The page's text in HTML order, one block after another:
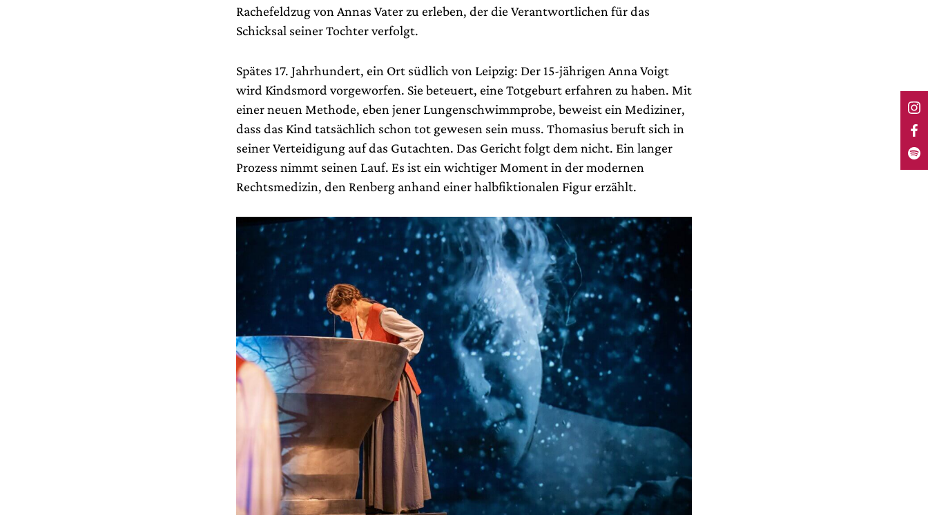
Rachefeldzug von Annas Vater zu erleben, der die Verantwortlichen für das
Schicksal seiner Tochter verfolgt.
Spätes 17. Jahrhundert, ein Ort südlich von Leipzig: Der 15-jährigen Anna Voigt
wird Kindsmord vorgeworfen. Sie beteuert, eine Totgeburt erfahren zu haben. Mit
einer neuen Methode, eben jener Lungenschwimmprobe, beweist ein Mediziner,
dass das Kind tatsächlich schon tot gewesen sein muss. Thomasius beruft sich in
seiner Verteidigung auf das Gutachten. Das Gericht folgt dem nicht. Ein langer
Prozess nimmt seinen Lauf. Es ist ein wichtiger Moment in der modernen
Rechtsmedizin, den Renberg anhand einer halbfiktionalen Figur erzählt.